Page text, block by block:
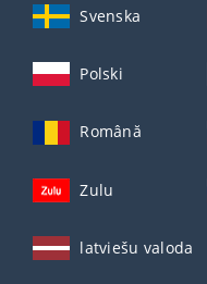
Svenska
Polski
Română
Zulu
latviešu valoda